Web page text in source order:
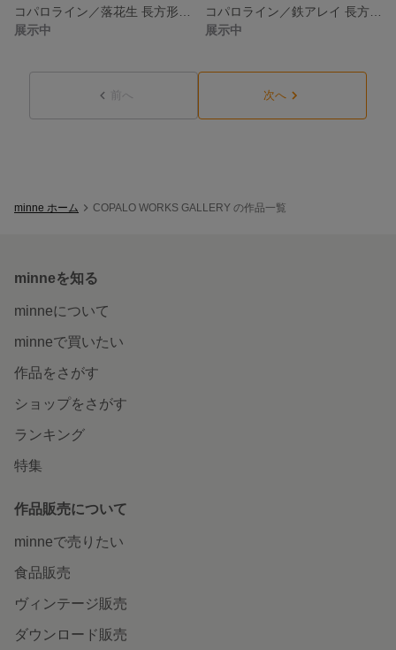
展示中
展示中
前へ 次へ
minne ホーム COPALO WORKS GALLERY の作品一覧
minneを知る
minneについて
minneで買いたい
作品をさがす
ショップをさがす
ランキング
特集
作品販売について
minneで売りたい
食品販売
ヴィンテージ販売
ダウンロード販売